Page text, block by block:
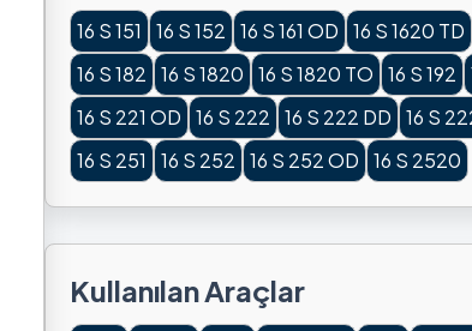
16 S 151 16 S 152 16 S 161 OD 16 S 1620 TD
16 S 182
16 S 1820 16 S 1820 TO 16 S 192
16 S 221 OD
16 S 222 16 S 222 DD 16 S
16 S 251
16 S 252 16 S 252 OD 16 S 2520
Kullanılan Araçlar